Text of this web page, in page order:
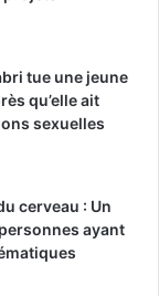
tue une jeune
qu’elle ait
sexuelles
cerveau : Un
ayant